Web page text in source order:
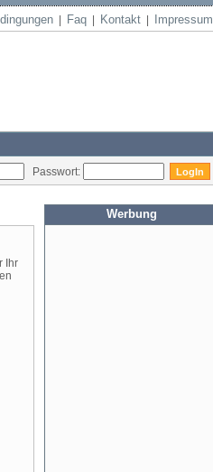
Faq Kontakt Impressum
Passwort:
Ihr
Werbung